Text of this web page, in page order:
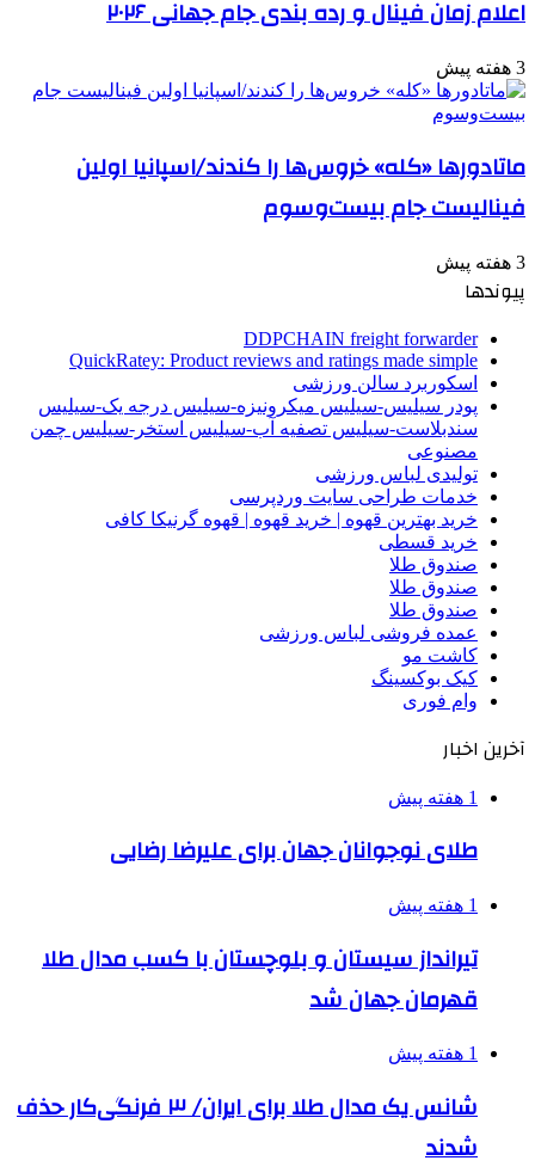
اعلام زمان فینال و رده بندی جام جهانی ۲۰۲۶
3 هفته پیش
ماتادورها «کله» خروس‌ها را کندند/اسپانیا اولین
فینالیست جام بیست‌وسوم
3 هفته پیش
پیوندها
DDPCHAIN freight forwarder
QuickRatey: Product reviews and ratings made simple
اسکوربرد سالن ورزشی
پودر سیلیس-سیلیس میکرونیزه-سیلیس درجه یک-سیلیس
سندبلاست-سیلیس تصفیه آب-سیلیس استخر-سیلیس چمن
مصنوعی
تولیدی لباس ورزشی
خدمات طراحی سایت وردپرسی
خرید بهترین قهوه | خرید قهوه | قهوه گرنیکا کافی
خرید قسطی
صندوق طلا
صندوق طلا
صندوق طلا
عمده فروشی لباس ورزشی
کاشت مو
کیک بوکسینگ
وام فوری
آخرین اخبار
1 هفته پیش
طلای نوجوانان جهان برای علیرضا رضایی
1 هفته پیش
تیرانداز سیستان و بلوچستان با کسب مدال طلا
قهرمان جهان شد
1 هفته پیش
شانس یک مدال طلا برای ایران/ ۳ فرنگی‌کار حذف
شدند